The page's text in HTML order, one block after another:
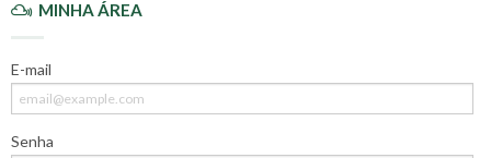
MINHA ÁREA
E-mail
Senha